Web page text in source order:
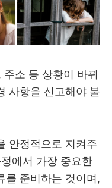
소 등 상황이 바뀌
사항을 신고해야 불
안정적으로 지켜주
에서 가장 중요한
를 준비하는 것이며,